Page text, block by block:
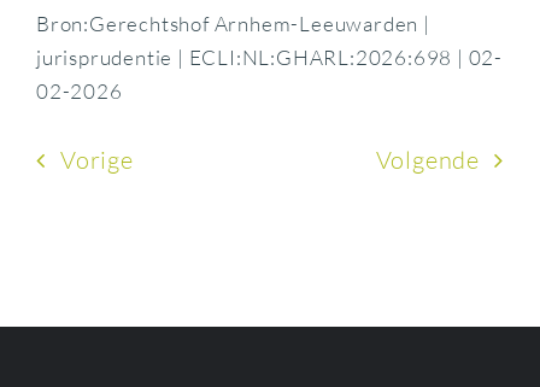
Bron:Gerechtshof Arnhem-Leeuwarden |
jurisprudentie | ECLI:NL:GHARL:2026:698 | 02-
02-2026
Vorige Volgende